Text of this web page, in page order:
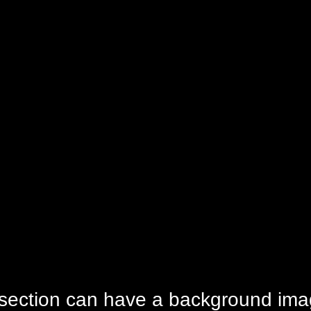
can have a background